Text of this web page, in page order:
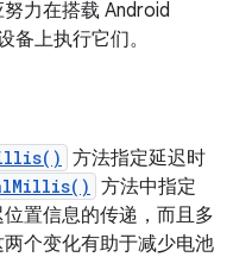
力在搭载 Android
备上执行它们。
方法指定延迟时
方法中指定
置信息的传递，而且多
个变化有助于减少电池